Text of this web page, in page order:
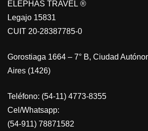
ELEPHAS TRAVEL ®
Legajo 15831
CUIT 20-28387785-0
Gorostiaga 1664 – 7° B, Ciudad
Aires (1426)
Teléfono: (54-11) 4773-8355
Cel/Whatsapp:
(54-911) 78871582